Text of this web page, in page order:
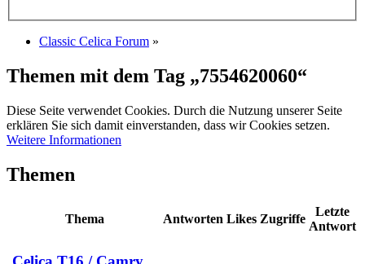
Classic Celica Forum »
Themen mit dem Tag „7554620060“
Diese Seite verwendet Cookies. Durch die Nutzung unserer Seite
erklären Sie sich damit einverstanden, dass wir Cookies setzen.
Weitere Informationen
Themen
Thema Antworten Likes Zugriffe
Letzte
Antwort